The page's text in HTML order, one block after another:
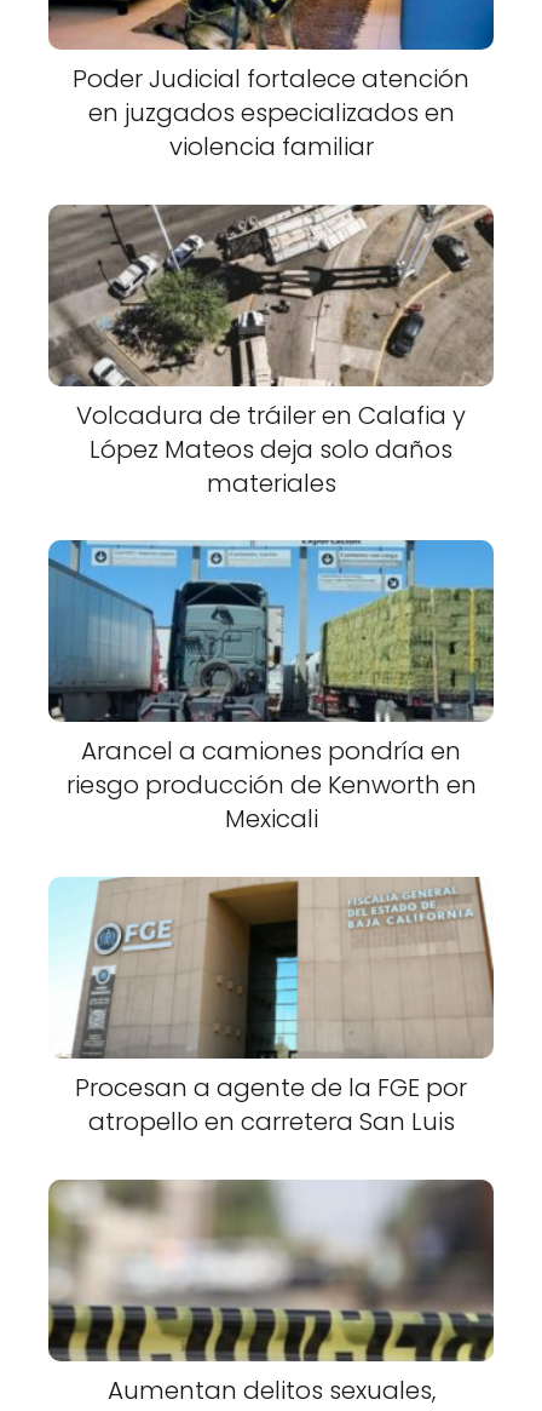
Poder Judicial fortalece atención
en juzgados especializados en
violencia familiar
Volcadura de tráiler en Calafia y
López Mateos deja solo daños
materiales
Arancel a camiones pondría en
riesgo producción de Kenworth en
Mexicali
Procesan a agente de la FGE por
atropello en carretera San Luis
Aumentan delitos sexuales,